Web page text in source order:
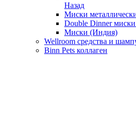
Назад
Миски
Double Dinner миски
Миски (Индия)
Wellroom средства и
Binn Pets коллаген